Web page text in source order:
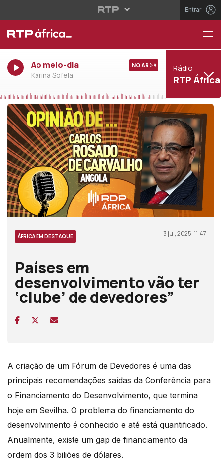
Entrar
Ao meio-dia
Karina Sofela
NO AR Rádio
RTP África
ÁFRICA EM DESTAQUE 3 jul, 2025, 11:47
Países em
desenvolvimento vão ter
‘clube’ de devedores”
A criação de um Fórum de Devedores é uma das
principais recomendações saídas da Conferência para
o Financiamento do Desenvolvimento, que termina
hoje em Sevilha. O problema do financiamento do
desenvolvimento é conhecido e até está quantificado.
Anualmente, existe um gap de financiamento da
ordem dos 3 biliões de dólares.